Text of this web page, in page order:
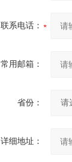
联系电话：
常用邮箱：
省份：
详细地址：